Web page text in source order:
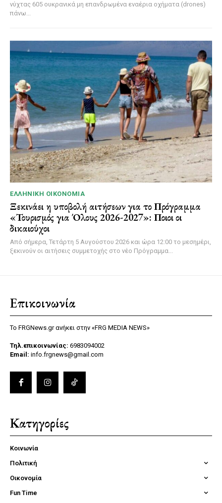
νύχτας 605 ουκρανικά μη επανδρωμένα εναέρια οχήματα (drones)
πάνω...
ΕΛΛΗΝΙΚΉ ΟΙΚΟΝΟΜΊΑ
Ξεκινάει η υποβολή αιτήσεων για το Πρόγραμμα
«Τουρισμός για Όλους 2026-2027»: Ποιοι οι
δικαιούχοι
Από σήμερα, Τετάρτη 5 Αυγούστου 2026 και ώρα 12:00 το μεσημέρι,
ξεκινούν οι αιτήσεις συμμετοχής στο νέο Πρόγραμμα...
Επικοινωνία
Το FRGNews.gr ανήκει στην «FRG MEDIA NEWS»
Τηλ.επικοινωνίας: 6983094002
Email: info.frgnews@gmail.com
Κατηγορίες
Κοινωνία
Πολιτική
Οικονομία
Fun Time